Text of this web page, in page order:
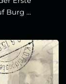
Burg …